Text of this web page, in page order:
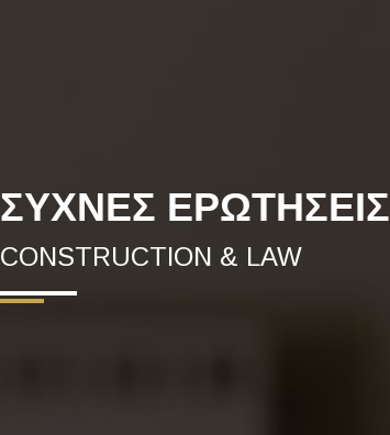
ΣΥΧΝΕΣ ΕΡΩΤΗΣΕΙΣ
CONSTRUCTION & LAW